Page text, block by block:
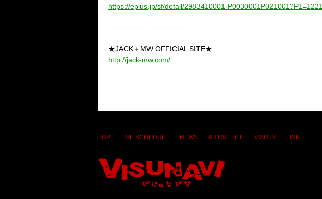
https://eplus.jp/sf/detail/2983410001-P0030001P021001?P1=1221
====================
★JACK＋MW OFFICIAL SITE★
http://jack-mw.com/
TOP LIVE SCHEDULE NEWS ARTIST FILE VISUTV LINK